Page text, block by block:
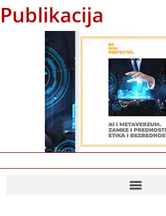
Publikacija